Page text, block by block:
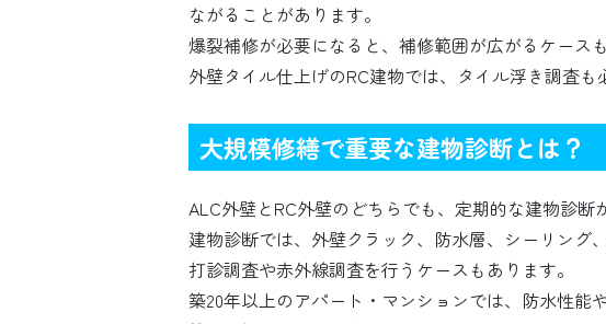
ながることがあります。
爆裂補修が必要になると、補修範囲が広がるケース
外壁タイル仕上げのRC建物では、タイル浮き調査も
大規模修繕で重要な建物診断とは？
ALC外壁とRC外壁のどちらでも、定期的な建物診断
建物診断では、外壁クラック、防水層、シーリング
打診調査や赤外線調査を行うケースもあります。
築20年以上のアパート・マンションでは、防水性